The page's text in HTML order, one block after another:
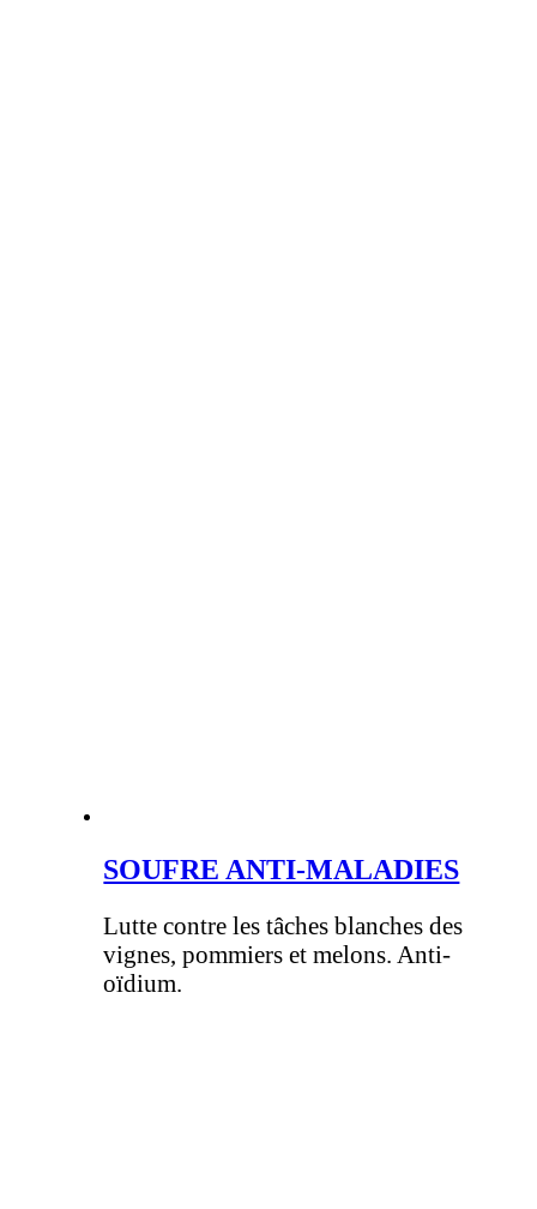
SOUFRE ANTI-MALADIES
Lutte contre les tâches blanches des
vignes, pommiers et melons. Anti-
oïdium.